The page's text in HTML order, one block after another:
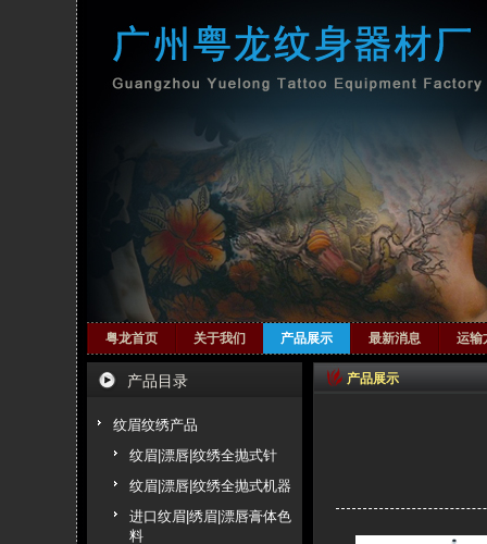
粤龙首页 关于我们 产品展示 最新消息 运输
产品目录
纹眉纹绣产品
纹眉|漂唇|纹绣全抛式针
纹眉|漂唇|纹绣全抛式机器
进口纹眉|绣眉|漂唇膏体色
料
产品展示